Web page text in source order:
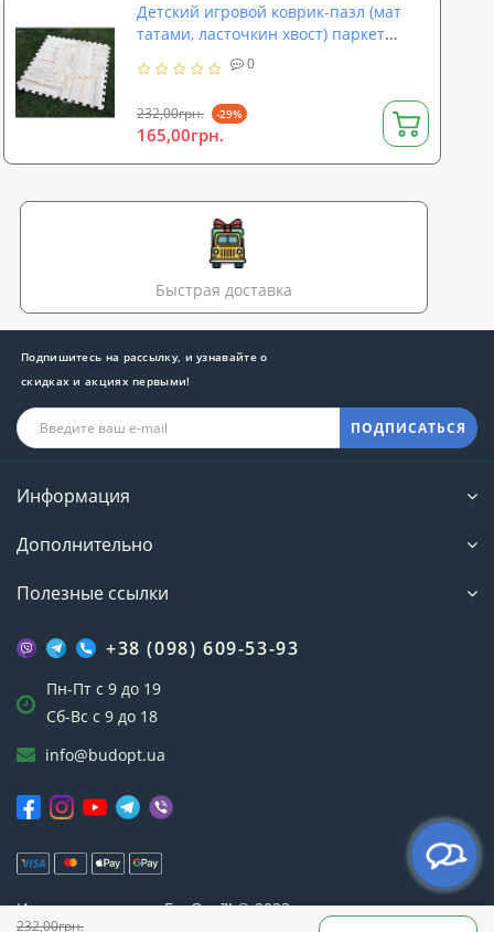
232,00грн.
Детский игровой коврик-пазл (мат
татами, ласточкин хвост) паркет
OBABY (FI-0131)
0
232,00грн. -29%
165,00грн.
Быстрая доставка
Подпишитесь на рассылку, и узнавайте о
скидках и акциях первыми!
ПОДПИСАТЬСЯ
Информация
Дополнительно
Полезные ссылки
+38 (098) 609-53-93
Пн-Пт с 9 до 19
Сб-Вс с 9 до 18
info@budopt.ua
Интернет-магазин БудОпт™ © 2023